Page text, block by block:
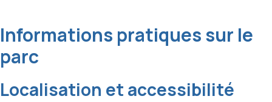
Informations pratiques sur le
parc
Localisation et accessibilité